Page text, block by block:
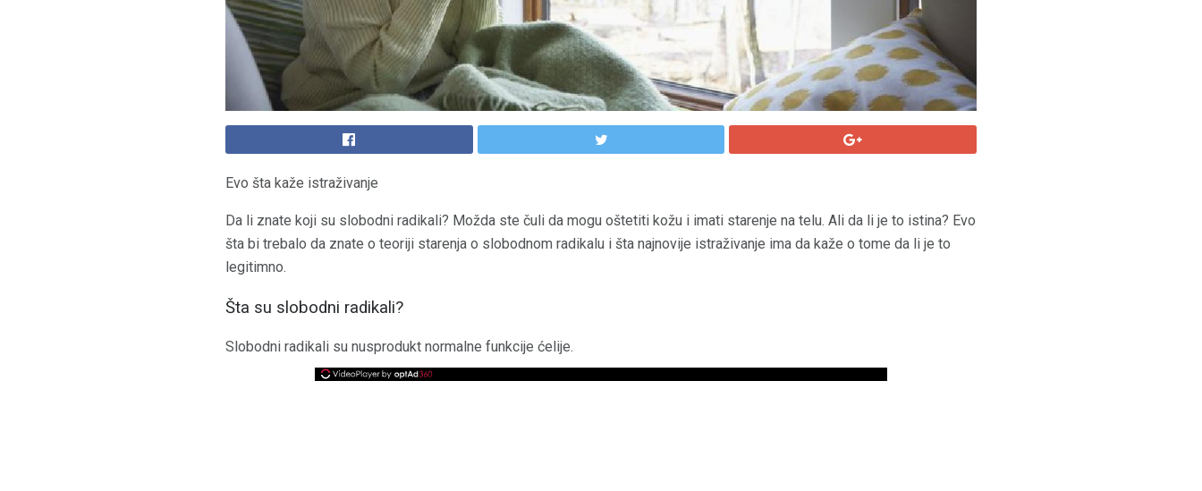
Evo šta kaže istraživanje
Da li znate koji su slobodni radikali? Možda ste čuli da mogu oštetiti kožu i imati starenje na telu. Ali da li je to istina? Evo
šta bi trebalo da znate o teoriji starenja o slobodnom radikalu i šta najnovije istraživanje ima da kaže o tome da li je to
legitimno.
Šta su slobodni radikali?
Slobodni radikali su nusprodukt normalne funkcije ćelije.